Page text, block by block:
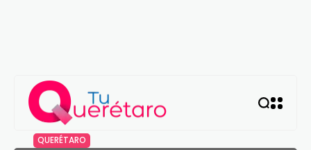
QUERÉTARO